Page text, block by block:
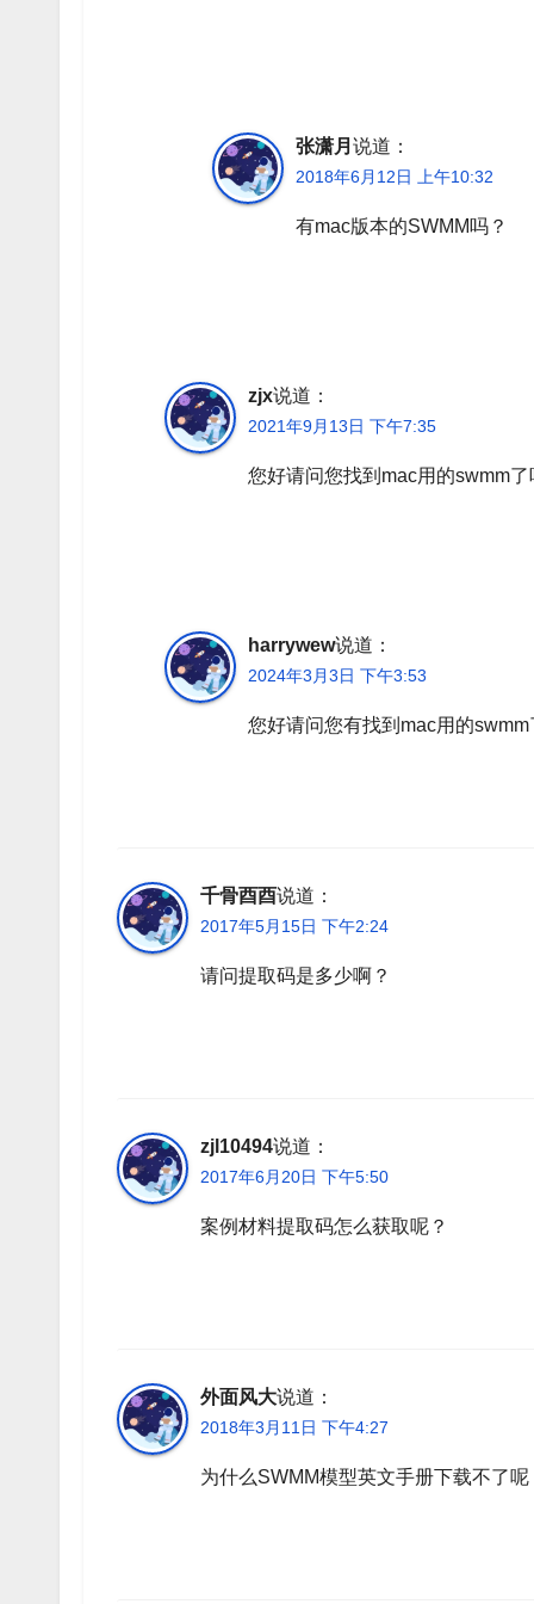
张潇月 说道：
2018年6月12日 上午10:32
有mac版本的SWMM吗？
zjx说道：
2021年9月13日 下午7:35
您好请问您找到mac用的swmm了
harrywew说道：
2024年3月3日 下午3:53
您好请问您有找到mac用的swmm
千骨酉酉说道：
2017年5月15日 下午2:24
请问提取码是多少啊？
zjl10494说道：
2017年6月20日 下午5:50
案例材料提取码怎么获取呢？
外面风大说道：
2018年3月11日 下午4:27
为什么SWMM模型英文手册下载不了呢